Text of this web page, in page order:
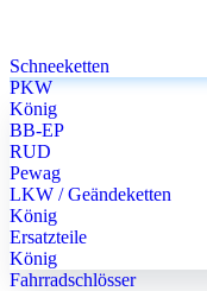
Schneeketten
PKW
König
BB-EP
RUD
Pewag
LKW / Geändeketten
König
Ersatzteile
König
Fahrradschlösser